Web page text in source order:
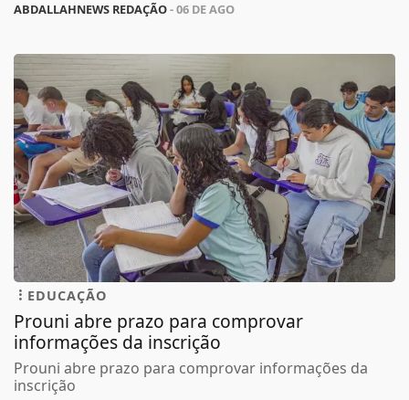
ABDALLAHNEWS REDAÇÃO- 06 DE AGO
EDUCAÇÃO
Prouni abre prazo para comprovar
informações da inscrição
Prouni abre prazo para comprovar informações da
inscrição